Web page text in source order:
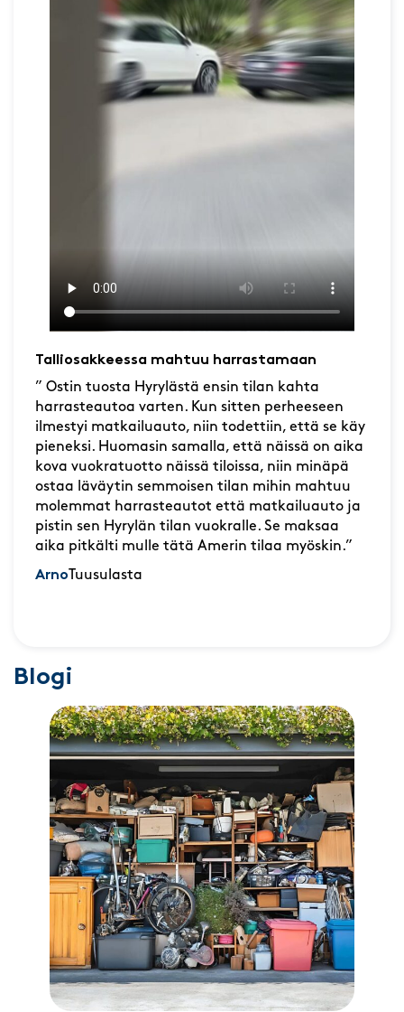
Talliosakkeessa mahtuu harrastamaan
” Ostin tuosta Hyrylästä ensin tilan kahta
harrasteautoa varten. Kun sitten perheeseen
ilmestyi matkailuauto, niin todettiin, että se käy
pieneksi. Huomasin samalla, että näissä on aika
kova vuokratuotto näissä tiloissa, niin minäpä
ostaa läväytin semmoisen tilan mihin mahtuu
molemmat harrasteautot että matkailuauto ja
pistin sen Hyrylän tilan vuokralle. Se maksaa
aika pitkälti mulle tätä Amerin tilaa myöskin.”
Arno Tuusulasta
Blogi